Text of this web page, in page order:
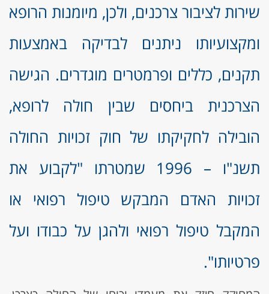
שירות לציבור צרכנים, ולכן, מיומנות הרופא
ומקצועיותו ניתנים לבדיקה באמצעות
תקנים, כללים ופרמטרים מוגדרים. הגישה
הצרכנית ביחסים שבין חולה לרופא,
הובילה לחקיקתו של חוק זכויות החולה
תשנ"ו – 1996 שמטרתו "לקבוע את
זכויות האדם המבקש טיפול רפואי או
המקבל טיפול רפואי ולהגן על כבודו ועל
פרטיותו".